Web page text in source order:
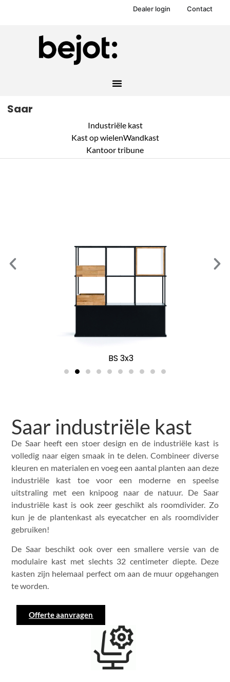
Dealer login Contact
Saar
Industriële kast
Kast op wielenWandkast
Kantoor tribune
BS 3x3
Saar industriële kast
De Saar heeft een stoer design en de industriële kast is
volledig naar eigen smaak in te delen. Combineer diverse
kleuren en materialen en voeg een aantal planten aan deze
industriële kast toe voor een moderne en speelse
uitstraling met een knipoog naar de natuur. De Saar
industriële kast is ook zeer geschikt als roomdivider. Zo
kun je de plantenkast als eyecatcher en als roomdivider
gebruiken!
De Saar beschikt ook over een smallere versie van de
modulaire kast met slechts 32 centimeter diepte. Deze
kasten zijn helemaal perfect om aan de muur opgehangen
te worden.
Offerte aanvragen